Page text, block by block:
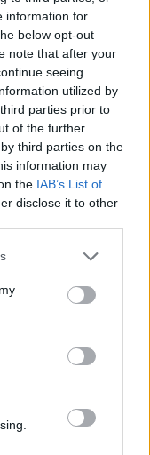
information for
below opt-out
note that after your
seeing
utilized by
parties prior to
of the further
third parties on the
information may
the IAB’s List of
disclose it to other
or more Google
You may click to
party tags to
in below Google
jugadores de la
de forma realista,
este verano en